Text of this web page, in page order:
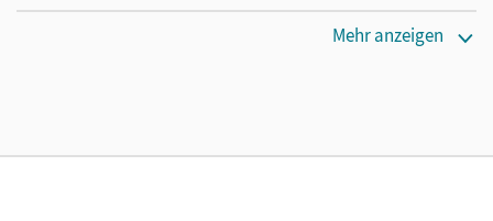
Mehr anzeigen